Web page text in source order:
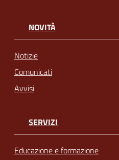
NOVITÀ
Notizie
Comunicati
Avvisi
SERVIZI
Educazione e formazione